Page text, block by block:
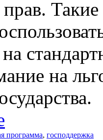
прав.
на
программа, господдержка